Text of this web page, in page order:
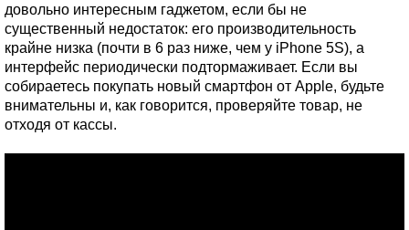
довольно интересным гаджетом, если бы не
существенный недостаток: его производительность
крайне низка (почти в 6 раз ниже, чем у iPhone 5S), а
интерфейс периодически подтормаживает. Если вы
собираетесь покупать новый смартфон от Apple, будьте
внимательны и, как говорится, проверяйте товар, не
отходя от кассы.